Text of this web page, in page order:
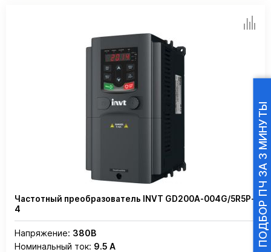
Частотный преобразователь INVT GD200A-004G/5R5P-
4
Напряжение: 380В
Номинальный ток: 9.5 А
ПОДБОР ПЧ ЗА 3 МИНУТЫ